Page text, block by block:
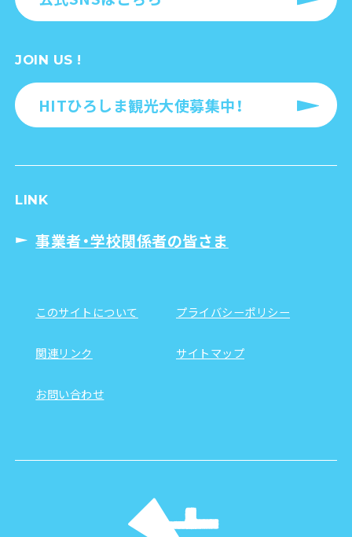
JOIN US !
HITひろしま観光大使募集中！
LINK
事業者・学校関係者の皆さま
このサイトについて プライバシーポリシー
関連リンク サイトマップ
お問い合わせ